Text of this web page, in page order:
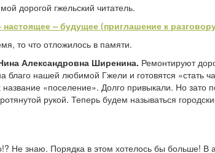
дорогой гжельский читатель.
– будущее (приглашение к
то что отложилось в памяти.
Александровна Ширенина. Ремонтируют
нашей любимой Гжели и готовятся «стать
«поселение». Долго привыкали. Но зато
рукой. Теперь будем называться
Не знаю. Порядка в этом хотелось бы больше! В